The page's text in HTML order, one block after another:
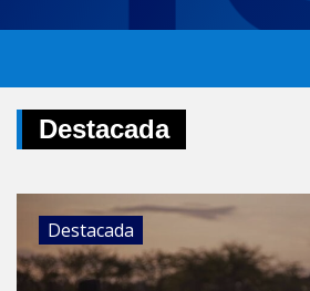
Destacada
Destacada